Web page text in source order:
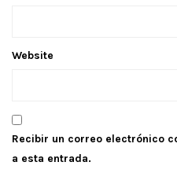
Website
Recibir un correo electrónico
a esta entrada.